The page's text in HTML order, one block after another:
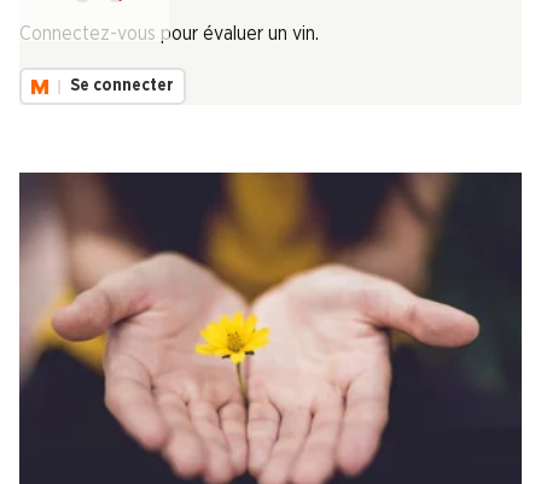
Connectez-vous pour évaluer un vin.
Se connecter